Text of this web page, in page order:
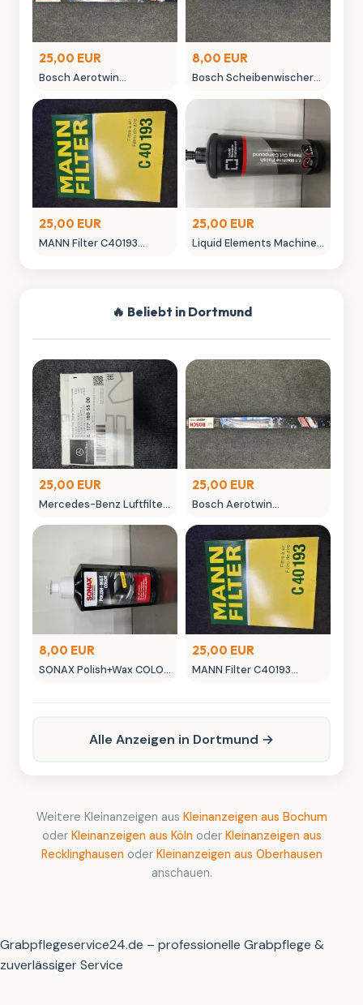
25,00 EUR
Bosch Aerotwin
neuwertig in OVP
8,00 EUR
Bosch Scheibenwischer
gebraucht
25,00 EUR
MANN Filter C40193
25,00 EUR
Liquid Elements Machine
🔥 Beliebt in Dortmund
25,00 EUR
Mercedes-Benz Luftfilter
Ersatzteil
25,00 EUR
Bosch Aerotwin
neuwertig in OVP
8,00 EUR
SONAX Polish+Wax COLOR
25,00 EUR
MANN Filter C40193
Alle Anzeigen in Dortmund →
Weitere Kleinanzeigen aus Kleinanzeigen aus Bochum
oder Kleinanzeigen aus Kölnoder Kleinanzeigen aus
Recklinghausenoder Kleinanzeigen aus Oberhausen
anschauen.
Grabpflegeservice24.de – professionelle Grabpflege &
zuverlässiger Service